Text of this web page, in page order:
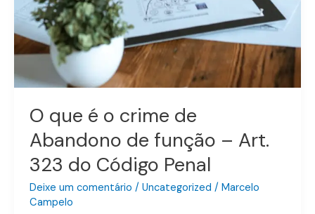
O que é o crime de
Abandono de função – Art.
323 do Código Penal
Deixe um comentário / Uncategorized / Marcelo
Campelo